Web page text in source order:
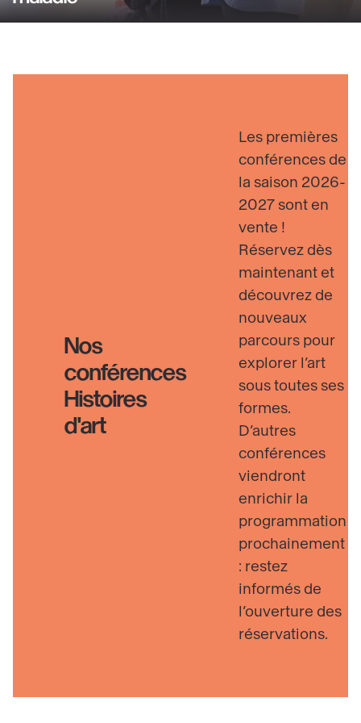
savoir
Nos
conférences
Histoires
d'art
Les premières
conférences de
la saison 2026-
2027 sont en
vente !
Réservez dès
maintenant et
découvrez de
nouveaux
parcours pour
explorer l’art
sous toutes ses
formes.
D’autres
conférences
viendront
enrichir la
programmation
prochainement
: restez
informés de
l’ouverture des
réservations.